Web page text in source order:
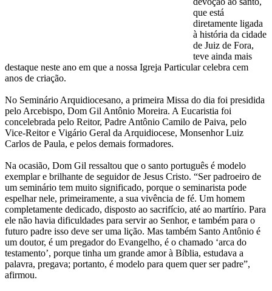
que está
diretamente ligada
à história da cidade
de Juiz de Fora,
teve ainda mais
destaque neste ano em que a nossa Igreja Particular celebra cem
anos de criação.
No Seminário Arquidiocesano, a primeira Missa do dia foi presidida
pelo Arcebispo, Dom Gil Antônio Moreira. A Eucaristia foi
concelebrada pelo Reitor, Padre Antônio Camilo de Paiva, pelo
Vice-Reitor e Vigário Geral da Arquidiocese, Monsenhor Luiz
Carlos de Paula, e pelos demais formadores.
Na ocasião, Dom Gil ressaltou que o santo português é modelo
exemplar e brilhante de seguidor de Jesus Cristo. “Ser padroeiro de
um seminário tem muito significado, porque o seminarista pode
espelhar nele, primeiramente, a sua vivência de fé. Um homem
completamente dedicado, disposto ao sacrifício, até ao martírio. Para
ele não havia dificuldades para servir ao Senhor, e também para o
futuro padre isso deve ser uma lição. Mas também Santo Antônio é
um doutor, é um pregador do Evangelho, é o chamado ‘arca do
testamento’, porque tinha um grande amor à Bíblia, estudava a
palavra, pregava; portanto, é modelo para quem quer ser padre”,
afirmou.